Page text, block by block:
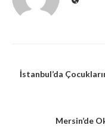
İstanbul’da
Mersin’de